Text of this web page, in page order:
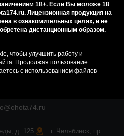
18+. Если Вы моложе 18
Лицензионная продукция на
в ознакомительных целях, и не
дистанционным образом.
чтобы улучшить работу и
Продолжая пользование
с использованием файлов
сайта
д. 125
г. Челябинск, пр.